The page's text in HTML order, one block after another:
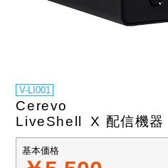
V-LI001
Cerevo
LiveShell X 配信機器
基本価格